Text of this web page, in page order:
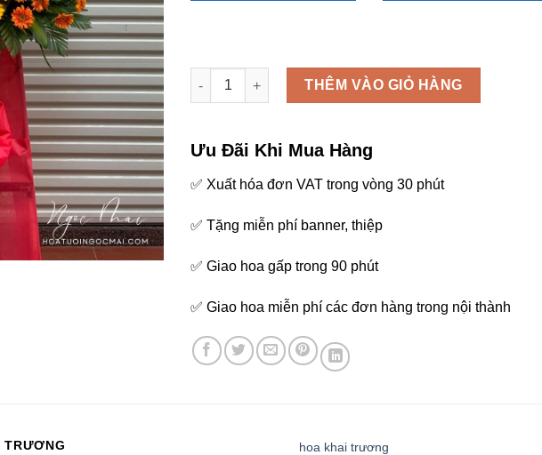
Kệ hoa chúc mừng - K90 số lượng
THÊM VÀO GIỎ HÀNG
Ưu Đãi Khi Mua Hàng
✅ Xuất hóa đơn VAT trong vòng 30 phút
✅ Tặng miễn phí banner, thiệp
✅ Giao hoa gấp trong 90 phút
✅ Giao hoa miễn phí các đơn hàng trong nội thành
TRƯƠNG hoa khai trương